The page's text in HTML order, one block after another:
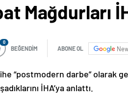
Mağdurları
0
BEĞENDİM ABONE OL
“postmodern darbe” olarak
İHA’ya anlattı.